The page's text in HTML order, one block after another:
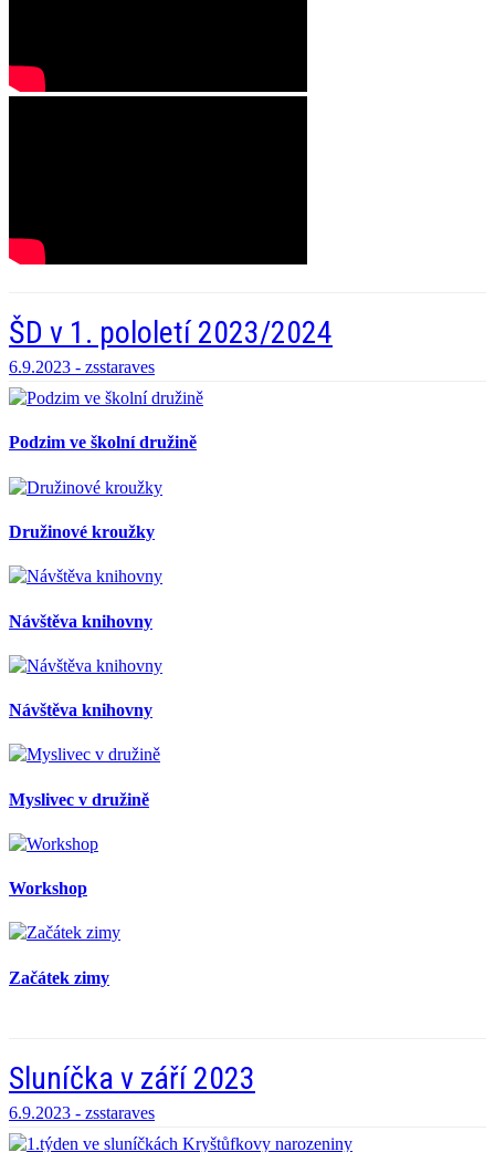
ŠD v 1. pololetí 2023/2024
6.9.2023 - zsstaraves
Podzim ve školní družině
Družinové kroužky
Návštěva knihovny
Návštěva knihovny
Myslivec v družině
Workshop
Začátek zimy
Sluníčka v září 2023
6.9.2023 - zsstaraves